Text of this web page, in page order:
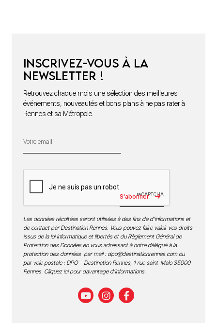
Inscrivez-vous à la
newsletter !
Retrouvez chaque mois une sélection des meilleures
événements, nouveautés et bons plans à ne pas rater à
Rennes et sa Métropole.
S'abonner
Les données récoltées seront utilisées à des fins de d’informations et
de contact par Destination Rennes. Vous pouvez faire valoir vos droits
issus de la loi informatique et libertés et du Règlement Général de
Protection des Données en vous adressant à notre délégué à la
protection des données par mail : dpo@destinationrennes.comou
par voie postale : DPO – Destination Rennes, 1 rue saint-Malo 35000
Rennes. Cliquez ici pour davantage d’informations.